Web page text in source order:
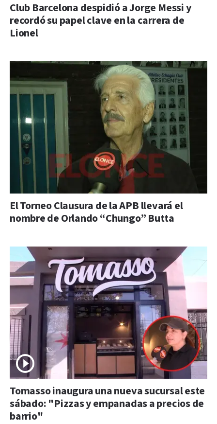
Club Barcelona despidió a Jorge Messi y
recordó su papel clave en la carrera de
Lionel
El Torneo Clausura de la APB llevará el
nombre de Orlando “Chungo” Butta
Tomasso inaugura una nueva sucursal este
sábado: "Pizzas y empanadas a precios de
barrio"